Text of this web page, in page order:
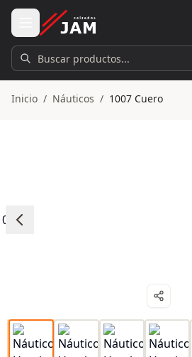
Ir al contenido principal
Buscar productos...
Inicio / Náuticos / 1007 Cuero